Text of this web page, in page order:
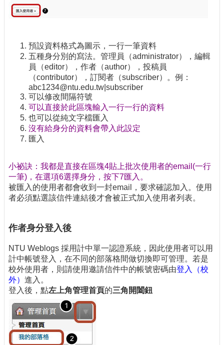
預設資料格式為圖示，一行一筆資料
五種身分別的寫法。管理員（administrator），編輯
員（editor），作者（author），投稿員
（contributor），訂閱者（subscriber）。例：
abc1234@ntu.edu.tw|subscriber
可以修改間隔符號
可以直接於此區塊輸入一行一行的資料
也可以從純文字檔匯入
沒有給身分的資料會帶入此設定
匯入
小祕訣：我都是直接在區塊4貼上批次使用者的email(一行
一筆)，在選項6選擇身分，按下7匯入。
被匯入的使用者都會收到一封email，要求確認加入。使用
者必須點選該信件連結後才會被正式加入使用者列表。
作者身分登入後
NTU Weblogs 採用計中單一認證系統，因此使用者可以用
計中帳號登入，在不同的部落格間做切換即可管理。若是
校外使用者，則請使用邀請信件中的帳號密碼由登入（校
外） 進入。
登入後，點左上角管理首頁的三角開闔鈕